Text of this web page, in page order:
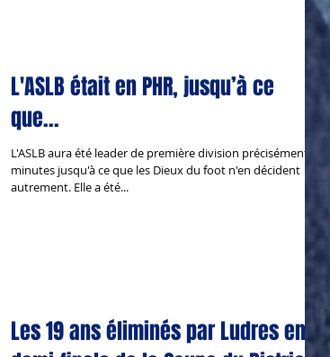
L'ASLB était en PHR, jusqu’à ce
que...
L'ASLB aura été leader de première division précisément 25
minutes jusqu'à ce que les Dieux du foot n'en décident
autrement. Elle a été...
Les 19 ans éliminés par Ludres en